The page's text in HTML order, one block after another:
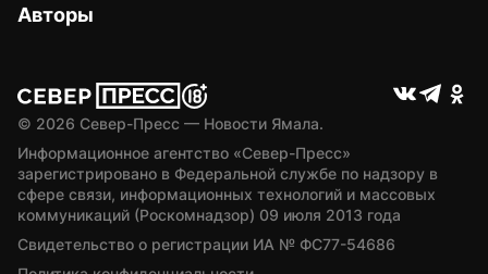
Авторы
© 2026 Север-Пресс — Новости Ямала.
Информационное агентство «Север-Пресс»
зарегистрировано в Федеральной службе по надзору в
сфере связи, информационных технологий и массовых
коммуникаций (Роскомнадзор) 09 июля 2013 года
Свидетельство о регистрации ИА № ФС77-54686